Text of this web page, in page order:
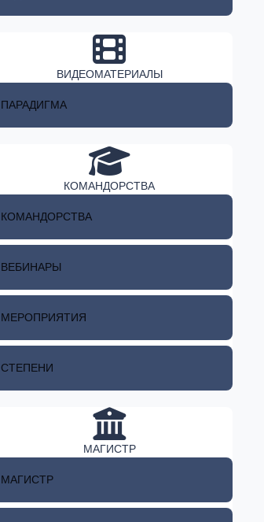
ВИДЕОМАТЕРИАЛЫ
ПАРАДИГМА
КОМАНДОРСТВА
КОМАНДОРСТВА
ВЕБИНАРЫ
МЕРОПРИЯТИЯ
СТЕПЕНИ
МАГИСТР
МАГИСТР